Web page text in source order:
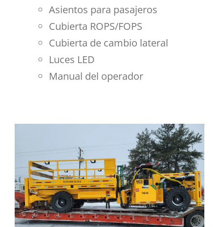
Asientos para pasajeros
Cubierta ROPS/FOPS
Cubierta de cambio lateral
Luces LED
Manual del operador